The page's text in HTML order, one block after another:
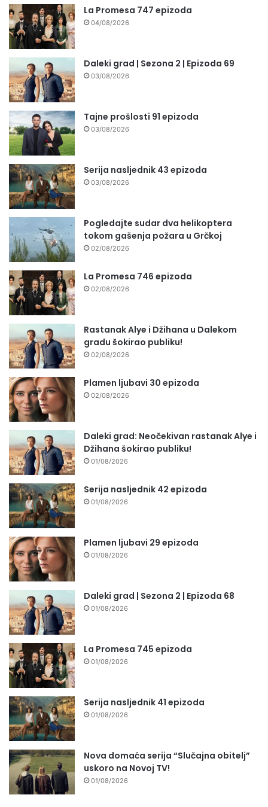
La Promesa 747 epizoda
04/08/2026
Daleki grad | Sezona 2 | Epizoda 69
03/08/2026
Tajne prošlosti 91 epizoda
03/08/2026
Serija nasljednik 43 epizoda
03/08/2026
Pogledajte sudar dva helikoptera
tokom gašenja požara u Grčkoj
02/08/2026
La Promesa 746 epizoda
02/08/2026
Rastanak Alye i Džihana u Dalekom
gradu šokirao publiku!
02/08/2026
Plamen ljubavi 30 epizoda
02/08/2026
Daleki grad: Neočekivan rastanak Alye i
Džihana šokirao publiku!
01/08/2026
Serija nasljednik 42 epizoda
01/08/2026
Plamen ljubavi 29 epizoda
01/08/2026
Daleki grad | Sezona 2 | Epizoda 68
01/08/2026
La Promesa 745 epizoda
01/08/2026
Serija nasljednik 41 epizoda
01/08/2026
Nova domaća serija “Slučajna obitelj”
uskoro na Novoj TV!
01/08/2026